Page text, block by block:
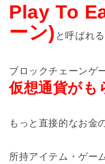
Play To
ーン) と呼ばれ
ブロックチェーンゲ
仮想通貨がも
もっと直接的なお金
所持アイテム・ゲー